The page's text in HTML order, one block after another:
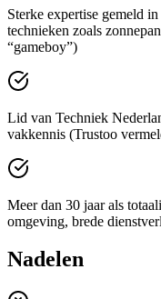
Sterke expertise gemeld
technieken zoals
“gameboy”)
Lid van Techniek
vakkennis (Trustoo
Meer dan 30 jaar als
omgeving, brede
Nadelen